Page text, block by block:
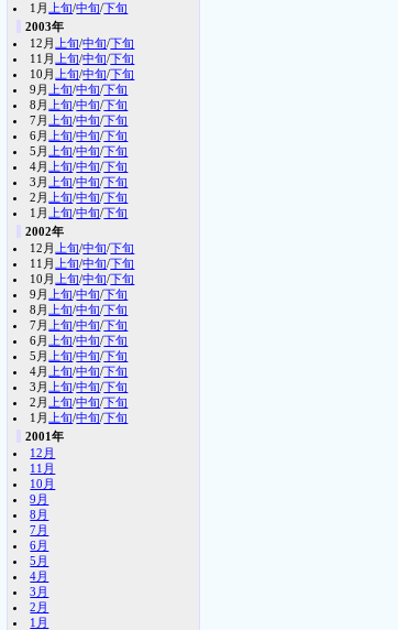
1月 上旬/中旬/下旬
2003年
12月 上旬/中旬/下旬
11月 上旬/中旬/下旬
10月 上旬/中旬/下旬
9月 上旬/中旬/下旬
8月 上旬/中旬/下旬
7月 上旬/中旬/下旬
6月 上旬/中旬/下旬
5月 上旬/中旬/下旬
4月 上旬/中旬/下旬
3月 上旬/中旬/下旬
2月 上旬/中旬/下旬
1月 上旬/中旬/下旬
2002年
12月 上旬/中旬/下旬
11月 上旬/中旬/下旬
10月 上旬/中旬/下旬
9月 上旬/中旬/下旬
8月 上旬/中旬/下旬
7月 上旬/中旬/下旬
6月 上旬/中旬/下旬
5月 上旬/中旬/下旬
4月 上旬/中旬/下旬
3月 上旬/中旬/下旬
2月 上旬/中旬/下旬
1月 上旬/中旬/下旬
2001年
12月
11月
10月
9月
8月
7月
6月
5月
4月
3月
2月
1月